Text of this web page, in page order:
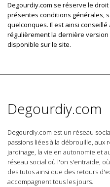
Degourdiy.com se réserve le
présentes conditions générales,
quelconques. Il est ainsi conseillé
régulièrement la dernière version
disponible sur le site.
Degourdiy.com
Degourdiy.com est un réseau
passions liées à la débrouille, aux
jardinage, la vie en autonomie et
réseau social où l'on s'entraide,
des tutos ainsi que des retours
accompagnent tous les jours.